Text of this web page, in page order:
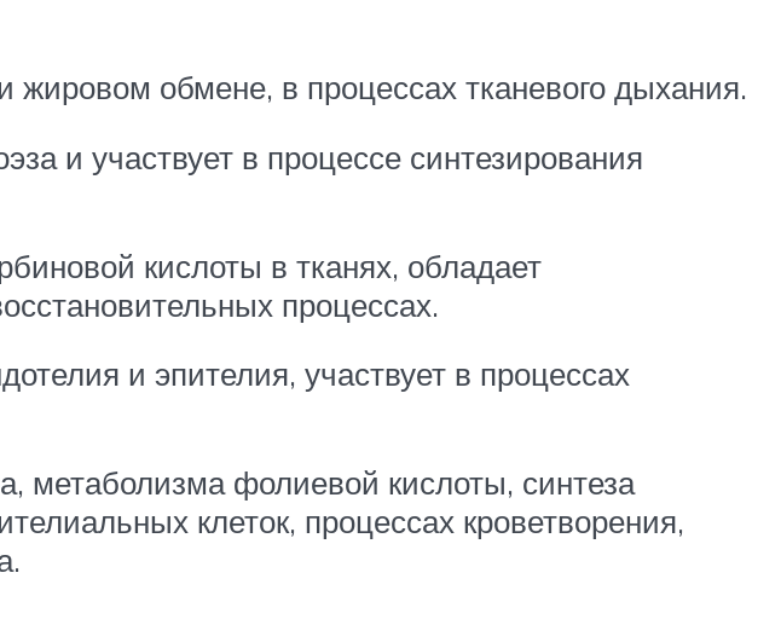
обмене, в процессах тканевого дыхания.
и участвует в процессе синтезирования
кислоты в тканях, обладает
процессах.
и эпителия, участвует в процессах
метаболизма фолиевой кислоты, синтеза
клеток, процессах кроветворения,